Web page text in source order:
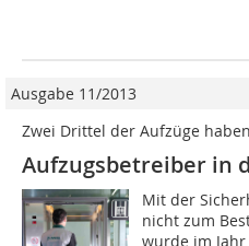
Ausgabe 11/2013
Zwei Drittel der Aufzüge
Aufzugsbetreiber in
Mit der
nicht zum
wurde im